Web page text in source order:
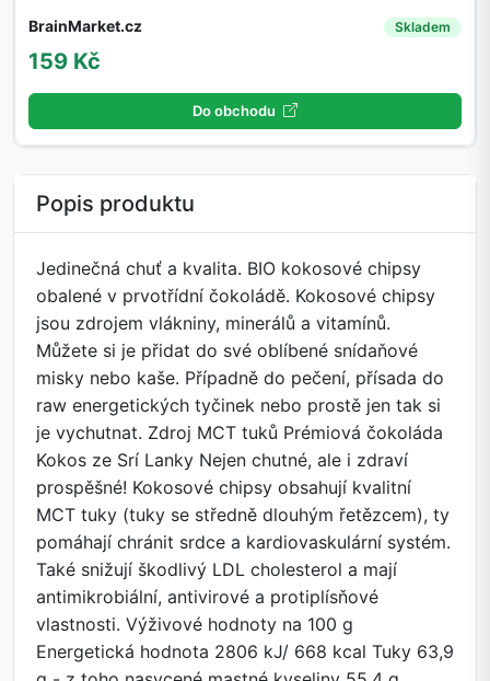
BrainMarket.cz Skladem
159 Kč
Do obchodu
Popis produktu
Jedinečná chuť a kvalita. BIO kokosové chipsy
obalené v prvotřídní čokoládě. Kokosové chipsy
jsou zdrojem vlákniny, minerálů a vitamínů.
Můžete si je přidat do své oblíbené snídaňové
misky nebo kaše. Případně do pečení, přísada do
raw energetických tyčinek nebo prostě jen tak si
je vychutnat. Zdroj MCT tuků Prémiová čokoláda
Kokos ze Srí Lanky Nejen chutné, ale i zdraví
prospěšné! Kokosové chipsy obsahují kvalitní
MCT tuky (tuky se středně dlouhým řetězcem), ty
pomáhají chránit srdce a kardiovaskulární systém.
Také snižují škodlivý LDL cholesterol a mají
antimikrobiální, antivirové a protiplísňové
vlastnosti. Výživové hodnoty na 100 g
Energetická hodnota 2806 kJ/ 668 kcal Tuky 63,9